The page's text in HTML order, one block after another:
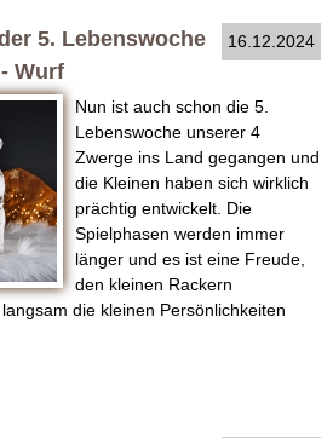
16.12.2024
5. Lebenswoche
Wurf
Nun ist auch schon die 5.
Lebenswoche unserer 4
Zwerge ins Land gegangen und
die Kleinen haben sich wirklich
prächtig entwickelt. Die
Spielphasen werden immer
länger und es ist eine Freude,
den kleinen Rackern
die kleinen Persönlichkeiten